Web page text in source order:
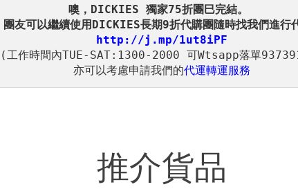
http://j.mp/1ut8iPF
亦可以考慮申請我們的代運轉運服務
推介貨品